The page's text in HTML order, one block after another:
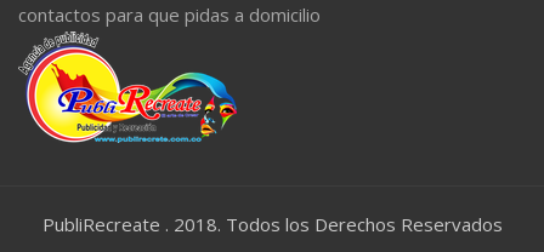
contactos para que pidas a domicilio
PubliRecreate . 2018. Todos los Derechos Reservados